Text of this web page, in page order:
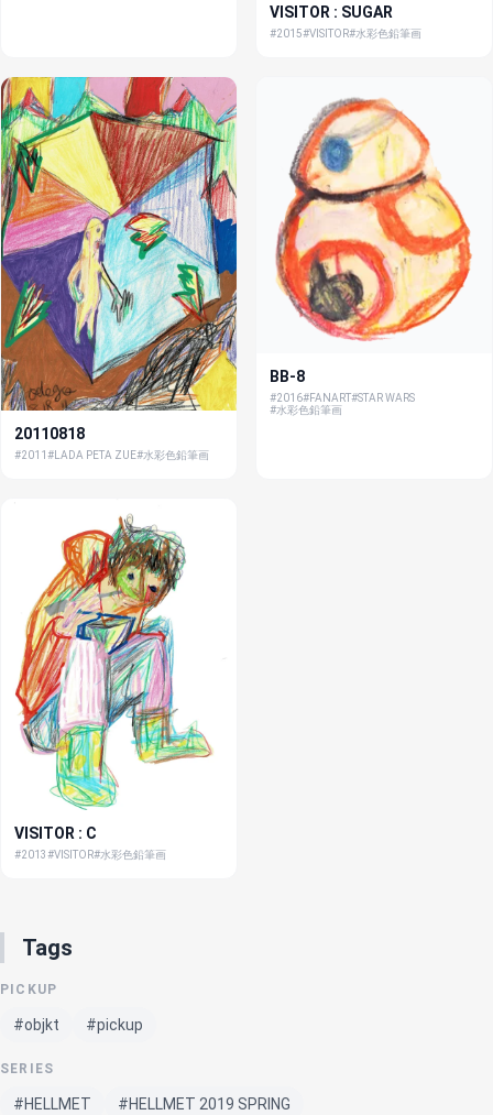
VISITOR : SUGAR
#2015#VISITOR#水彩色鉛筆画
20110818
#2011 #LADA PETA ZUE#水彩色鉛筆画
BB-8
#2016#FANART#STAR WARS
#水彩色鉛筆画
VISITOR : C
#2013#VISITOR#水彩色鉛筆画
Tags
PICKUP
#objkt #pickup
SERIES
#HELLMET
#HELLMET 2019 SPRING